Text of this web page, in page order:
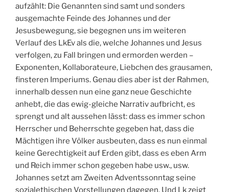
aufzählt: Die Genannten sind samt und sonders
ausgemachte Feinde des Johannes und der
Jesusbewegung, sie begegnen uns im weiteren
Verlauf des LkEv als die, welche Johannes und Jesus
verfolgen, zu Fall bringen und ermorden werden –
Exponenten, Kollaborateure, Liebchen des grausamen,
finsteren Imperiums. Genau dies aber ist der Rahmen,
innerhalb dessen nun eine ganz neue Geschichte
anhebt, die das ewig-gleiche Narrativ aufbricht, es
sprengt und alt aussehen lässt: dass es immer schon
Herrscher und Beherrschte gegeben hat, dass die
Mächtigen ihre Völker ausbeuten, dass es nun einmal
keine Gerechtigkeit auf Erden gibt, dass es eben Arm
und Reich immer schon gegeben habe usw., usw.
Johannes setzt am Zweiten Adventssonntag seine
sozialethischen Vorstellungen dagegen. Und Lk zeigt